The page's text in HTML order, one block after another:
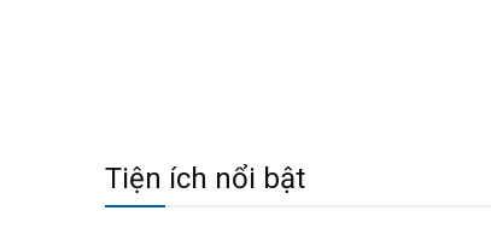
Tiện ích nổi bật